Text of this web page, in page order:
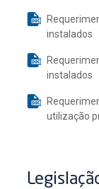
instalados
instalados
utilização